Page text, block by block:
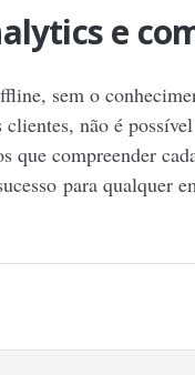
e
sem o
não é
que compreender
para qualquer